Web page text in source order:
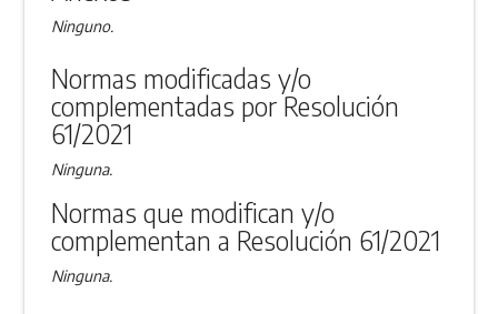
Ninguno.
Normas modificadas y/o
complementadas por Resolución
61/2021
Ninguna.
Normas que modifican y/o
complementan a Resolución 61/2021
Ninguna.